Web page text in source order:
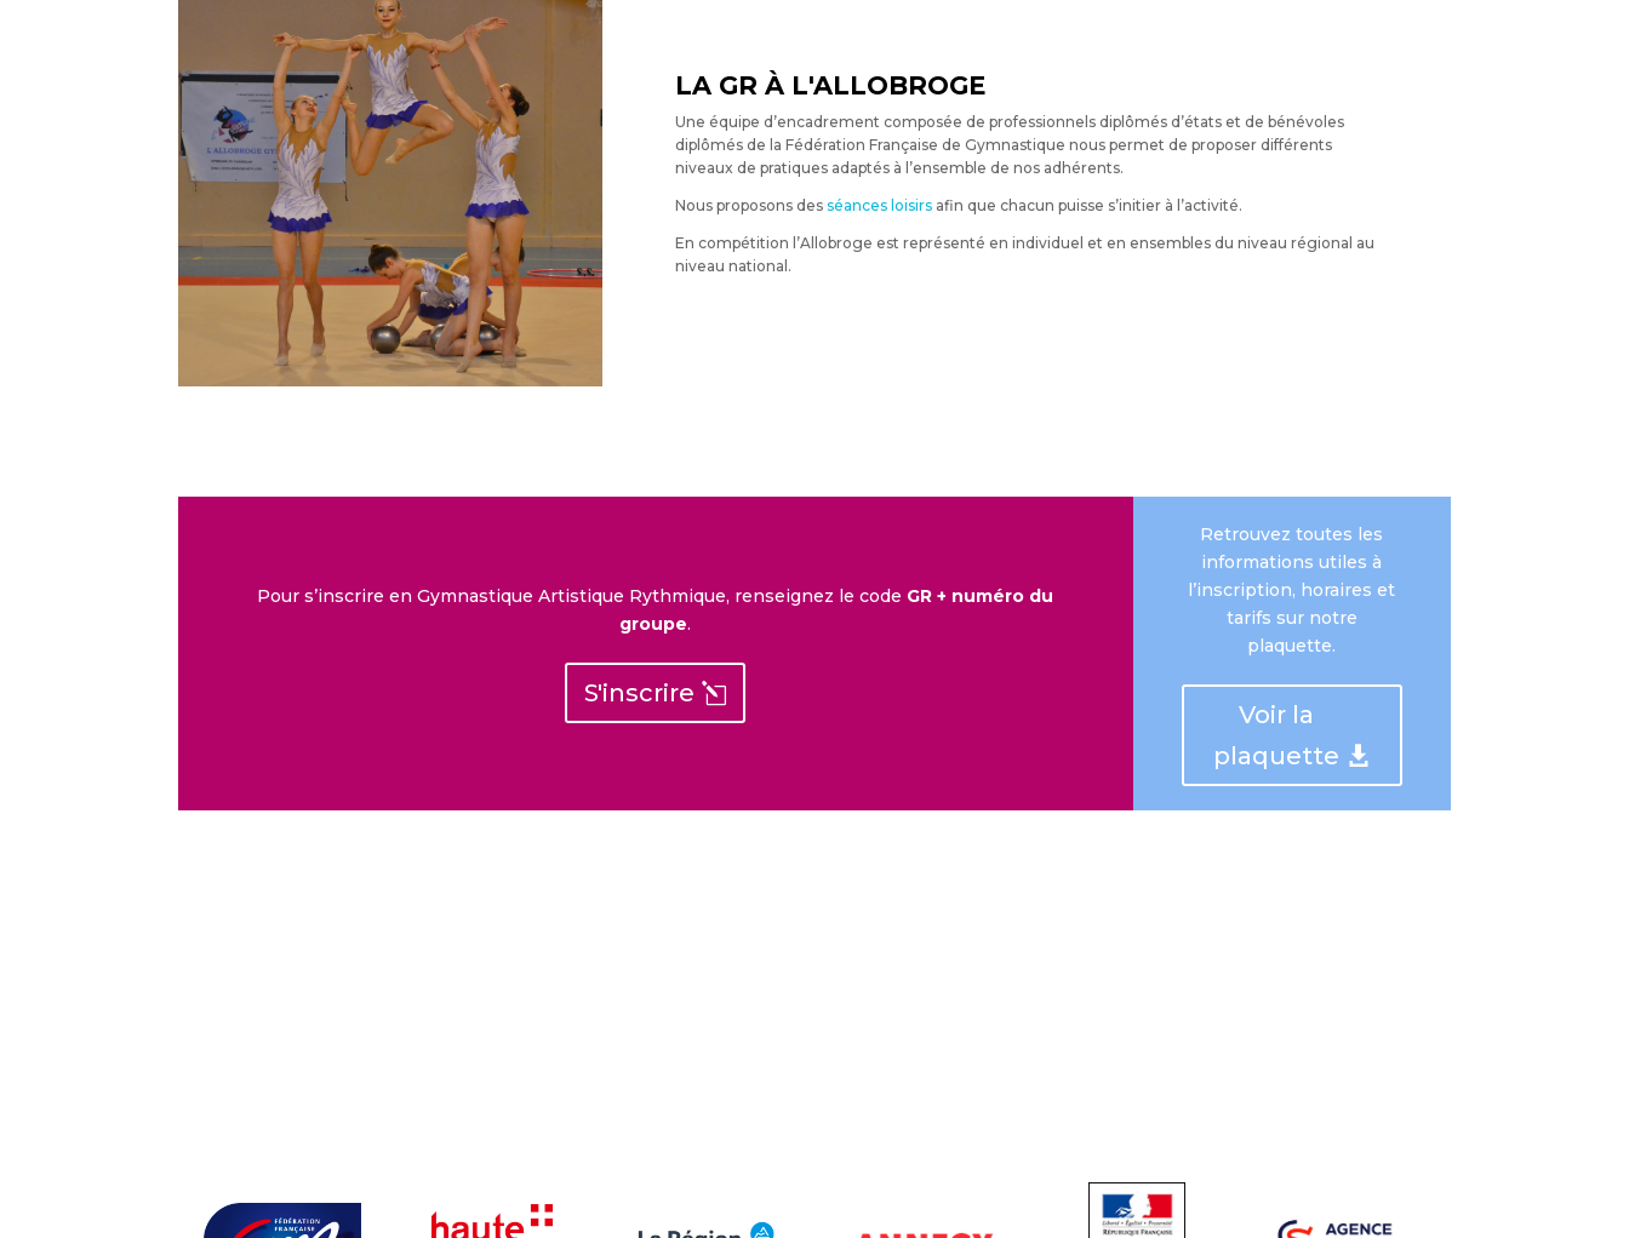
LA GR À L'ALLOBROGE
Une équipe d’encadrement composée de professionnels diplômés d’états et de bénévoles
diplômés de la Fédération Française de Gymnastique nous permet de proposer différents
niveaux de pratiques adaptés à l’ensemble de nos adhérents.
Nous proposons des séances loisirs afin que chacun puisse s’initier à l’activité.
En compétition l’Allobroge est représenté en individuel et en ensembles du niveau régional au
niveau national.
Pour s’inscrire en Gymnastique Artistique Rythmique, renseignez le code GR + numéro du
groupe.
S'inscrire
Retrouvez toutes les
informations utiles à
l’inscription, horaires et
tarifs sur notre
plaquette.
Voir la
plaquette